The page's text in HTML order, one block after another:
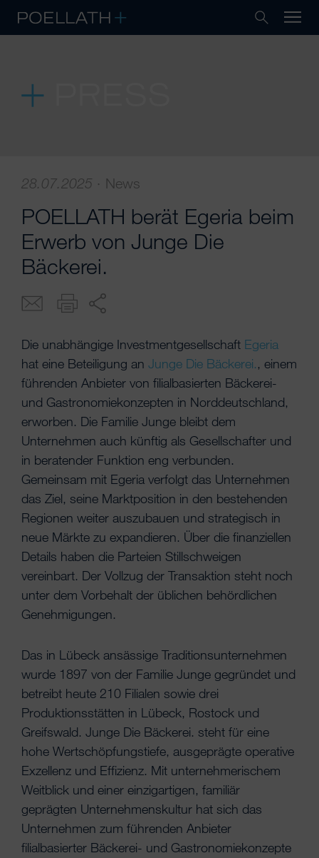
28.07.2025 · News
POELLATH berät Egeria beim
Erwerb von Junge Die
Bäckerei.
Die unabhängige Investmentgesellschaft Egeria
hat eine Beteiligung an Junge Die Bäckerei., einem
führenden Anbieter von filialbasierten Bäckerei-
und Gastronomiekonzepten in Norddeutschland,
erworben. Die Familie Junge bleibt dem
Unternehmen auch künftig als Gesellschafter und
in beratender Funktion eng verbunden.
Gemeinsam mit Egeria verfolgt das Unternehmen
das Ziel, seine Marktposition in den bestehenden
Regionen weiter auszubauen und strategisch in
neue Märkte zu expandieren. Über die finanziellen
Details haben die Parteien Stillschweigen
vereinbart. Der Vollzug der Transaktion steht noch
unter dem Vorbehalt der üblichen behördlichen
Genehmigungen.
Das in Lübeck ansässige Traditionsunternehmen
wurde 1897 von der Familie Junge gegründet und
betreibt heute 210 Filialen sowie drei
Produktionsstätten in Lübeck, Rostock und
Greifswald. Junge Die Bäckerei. steht für eine
hohe Wertschöpfungstiefe, ausgeprägte operative
Exzellenz und Effizienz. Mit unternehmerischem
Weitblick und einer einzigartigen, familiär
geprägten Unternehmenskultur hat sich das
Unternehmen zum führenden Anbieter
filialbasierter Bäckerei- und Gastronomiekonzepte